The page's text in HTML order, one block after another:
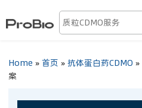
生物药发现
质粒CDMO
Home » 首页 » 抗体蛋白药CDMO »
案